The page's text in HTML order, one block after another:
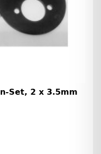
Set, 2 x 3.5mm